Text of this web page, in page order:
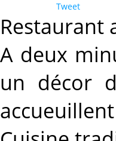
Tweet
Restaurant
A deux
un décor